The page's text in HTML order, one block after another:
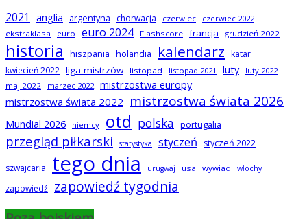
2021
anglia argentyna chorwacja czerwiec
czerwiec 2022
ekstraklasa
euro euro 2024 Flashscore francja grudzień 2022
historia hiszpania holandia kalendarz katar
kwiecień 2022 liga mistrzów listopad listopad 2021 luty
luty 2022
maj 2022
marzec 2022 mistrzostwa europy
mistrzostwa świata 2022 mistrzostwa świata 2026
Mundial 2026 niemcy otd polska portugalia
przegląd piłkarski statystyka styczeń styczeń 2022
szwajcaria tego dnia urugwaj usa wywiad włochy
zapowiedź zapowiedź tygodnia